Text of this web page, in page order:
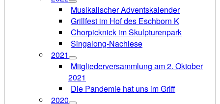
Musikalischer Adventskalender
Grillfest im Hof des Eschborn K
Chorpicknick im Skulpturenpark
Singalong-Nachlese
2021
Mitgliederversammlung am 2. Oktober
2021
Die Pandemie hat uns im Griff
2020